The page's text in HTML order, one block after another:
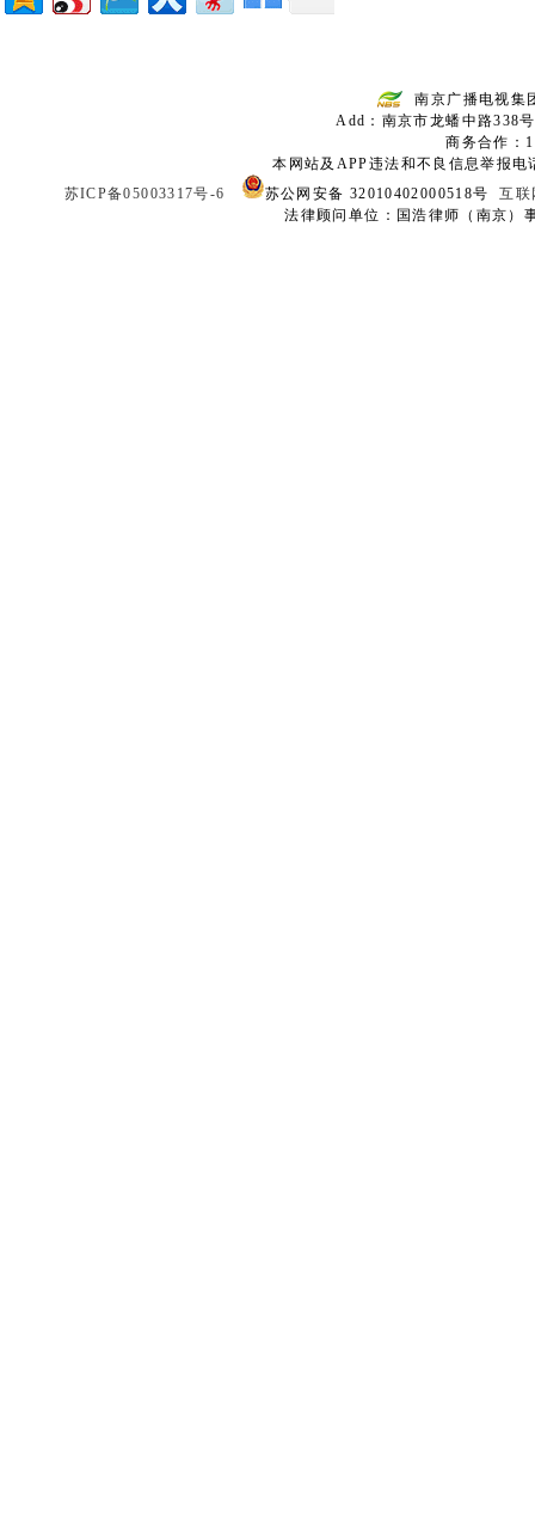
南京广播电视集
Add：南京市龙蟠中路
商务合作：
本网站及APP违法和不良信息举报
苏ICP备05003317号-6
苏公网安备 32010402000518号互联
法律顾问单位：国浩律师（南京）